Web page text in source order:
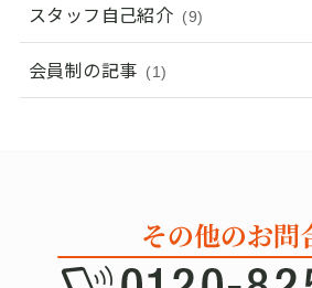
スタッフ自己紹介 (9)
会員制の記事 (1)